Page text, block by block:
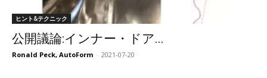
ヒント&テクニック
公開議論:インナー・ドア...
Ronald Peck, AutoForm - 2021-07-20